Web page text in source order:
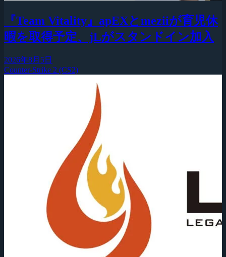
『Team Vitality』apEXとmeziiが育児休
暇を取得予定、jLがスタンドイン加入
2026年8月5日
Counter-Strike 2 (CS2)